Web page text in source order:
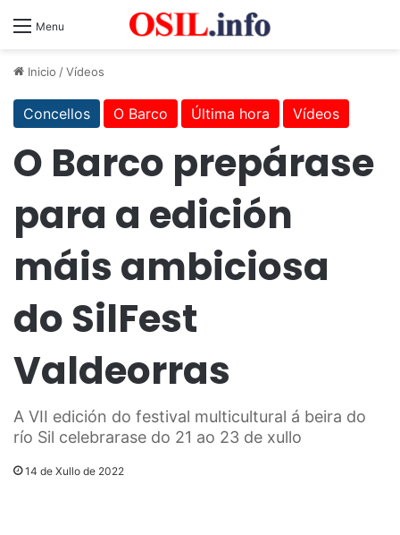
Menu
Inicio /Vídeos
Concellos O Barco Última hora Vídeos
O Barco prepárase
para a edición
máis ambiciosa
do SilFest
Valdeorras
A VII edición do festival multicultural á beira do
río Sil celebrarase do 21 ao 23 de xullo
14 de Xullo de 2022